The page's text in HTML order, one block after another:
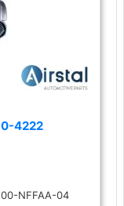
4222
NFFAA-04